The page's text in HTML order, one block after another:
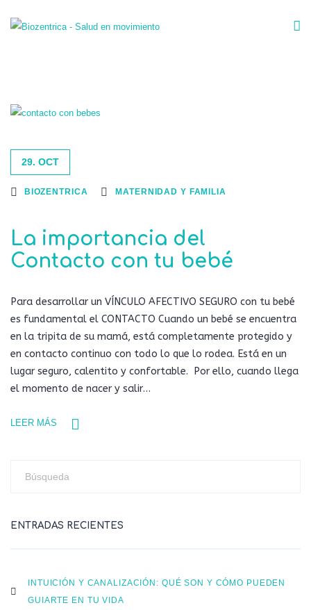
29. OCT
BIOZENTRICA MATERNIDAD Y FAMILIA
La importancia del
Contacto con tu bebé
Para desarrollar un VÍNCULO AFECTIVO SEGURO con tu bebé
es fundamental el CONTACTO Cuando un bebé se encuentra
en la tripita de su mamá, está completamente protegido y
en contacto continuo con todo lo que lo rodea. Está en un
lugar seguro, calentito y confortable. Por ello, cuando llega
el momento de nacer y salir…
LEER MÁS
ENTRADAS RECIENTES
INTUICIÓN Y CANALIZACIÓN: QUÉ SON Y CÓMO PUEDEN
GUIARTE EN TU VIDA